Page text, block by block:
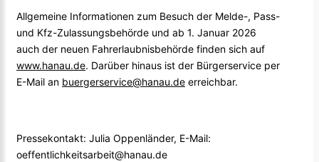
Allgemeine Informationen zum Besuch der Melde-, Pass-
und Kfz-Zulassungsbehörde und ab 1. Januar 2026
auch der neuen Fahrerlaubnisbehörde finden sich auf
www.hanau.de. Darüber hinaus ist der Bürgerservice per
E-Mail an buergerservice@hanau.de erreichbar.
Pressekontakt: Julia Oppenländer, E-Mail:
oeffentlichkeitsarbeit@hanau.de